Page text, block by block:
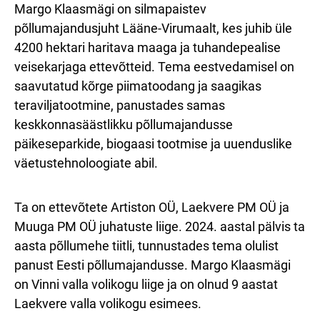
Margo Klaasmägi on silmapaistev
põllumajandusjuht Lääne-Virumaalt, kes juhib üle
4200 hektari haritava maaga ja tuhandepealise
veisekarjaga ettevõtteid. Tema eestvedamisel on
saavutatud kõrge piimatoodang ja saagikas
teraviljatootmine, panustades samas
keskkonnasäästlikku põllumajandusse
päikeseparkide, biogaasi tootmise ja uuenduslike
väetustehnoloogiate abil.
Ta on ettevõtete Artiston OÜ, Laekvere PM OÜ ja
Muuga PM OÜ juhatuste liige. 2024. aastal pälvis ta
aasta põllumehe tiitli, tunnustades tema olulist
panust Eesti põllumajandusse. Margo Klaasmägi
on Vinni valla volikogu liige ja on olnud 9 aastat
Laekvere valla volikogu esimees.